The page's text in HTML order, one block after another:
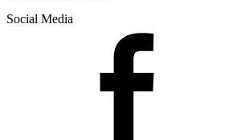
Social Media